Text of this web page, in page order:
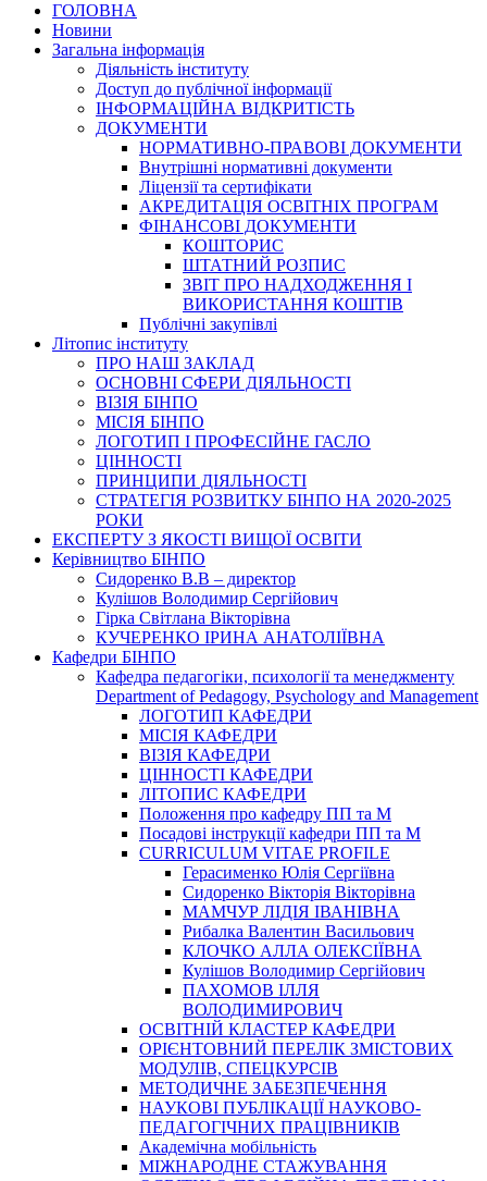
ГОЛОВНА
Новини
Загальна інформація
Діяльність інституту
Доступ до публічної інформації
ІНФОРМАЦІЙНА ВІДКРИТІСТЬ
ДОКУМЕНТИ
НОРМАТИВНО-ПРАВОВІ ДОКУМЕНТИ
Внутрішні нормативні документи
Ліцензії та сертифікати
АКРЕДИТАЦІЯ ОСВІТНІХ ПРОГРАМ
ФІНАНСОВІ ДОКУМЕНТИ
КОШТОРИС
ШТАТНИЙ РОЗПИС
ЗВІТ ПРО НАДХОДЖЕННЯ І
ВИКОРИСТАННЯ КОШТІВ
Публічні закупівлі
Літопис інституту
ПРО НАШ ЗАКЛАД
ОСНОВНІ СФЕРИ ДІЯЛЬНОСТІ
ВІЗІЯ БІНПО
МІСІЯ БІНПО
ЛОГОТИП І ПРОФЕСІЙНЕ ГАСЛО
ЦІННОСТІ
ПРИНЦИПИ ДІЯЛЬНОСТІ
СТРАТЕГІЯ РОЗВИТКУ БІНПО НА 2020-2025
РОКИ
ЕКСПЕРТУ З ЯКОСТІ ВИЩОЇ ОСВІТИ
Керівництво БІНПО
Сидоренко В.В – директор
Кулішов Володимир Сергійович
Гірка Світлана Вікторівна
КУЧЕРЕНКО ІРИНА АНАТОЛІЇВНА
Кафедри БІНПО
Кафедра педагогіки, психології та менеджменту
Department of Pedagogy, Psychology and Management
ЛОГОТИП КАФЕДРИ
МІСІЯ КАФЕДРИ
ВІЗІЯ КАФЕДРИ
ЦІННОСТІ КАФЕДРИ
ЛІТОПИС КАФЕДРИ
Положення про кафедру ПП та М
Посадові інструкції кафедри ПП та М
CURRICULUM VITAE PROFILE
Герасименко Юлія Сергіївна
Сидоренко Вікторія Вікторівна
МАМЧУР ЛІДІЯ ІВАНІВНА
Рибалка Валентин Васильович
КЛОЧКО АЛЛА ОЛЕКСІЇВНА
Кулішов Володимир Сергійович
ПАХОМОВ ІЛЛЯ
ВОЛОДИМИРОВИЧ
ОСВІТНІЙ КЛАСТЕР КАФЕДРИ
ОРІЄНТОВНИЙ ПЕРЕЛІК ЗМІСТОВИХ
МОДУЛІВ, СПЕЦКУРСІВ
МЕТОДИЧНЕ ЗАБЕЗПЕЧЕННЯ
НАУКОВІ ПУБЛІКАЦІЇ НАУКОВО-
ПЕДАГОГІЧНИХ ПРАЦІВНИКІВ
Академічна мобільність
МІЖНАРОДНЕ СТАЖУВАННЯ